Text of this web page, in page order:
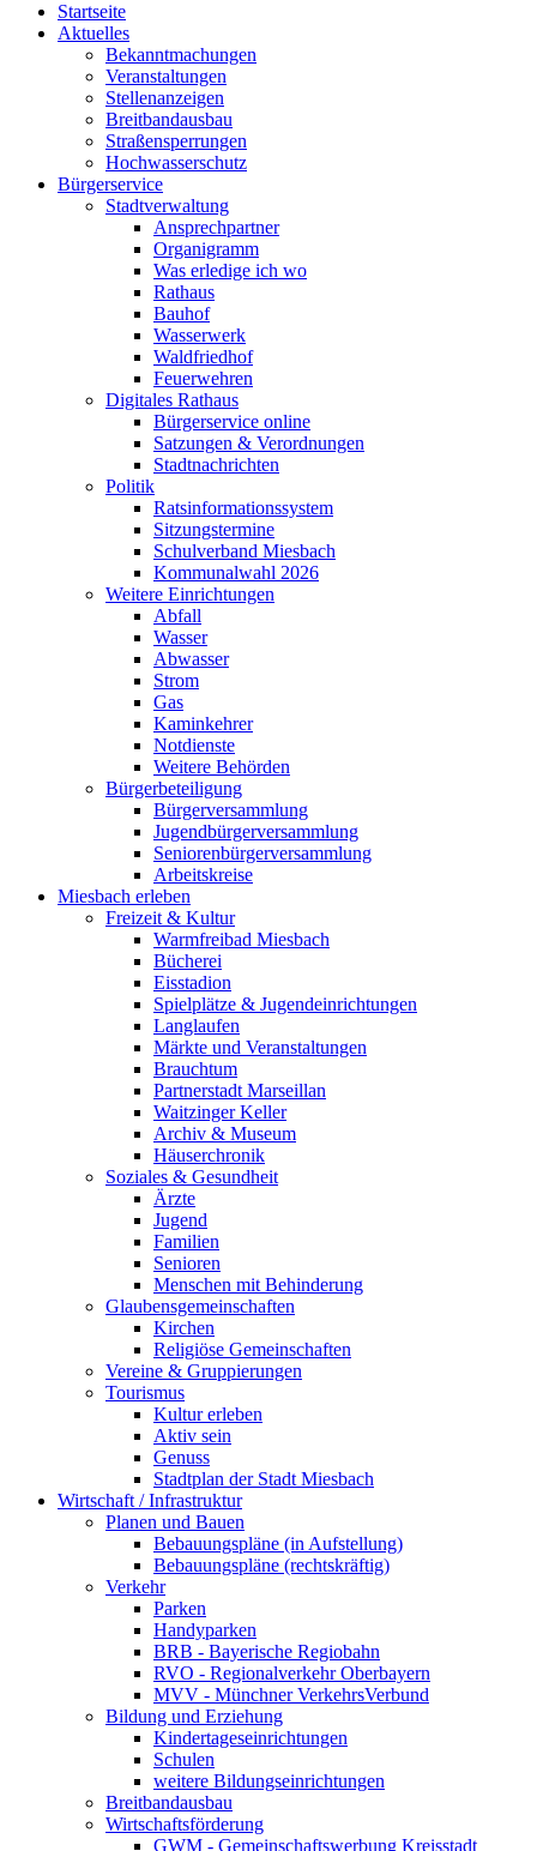
Startseite
Aktuelles
Bekanntmachungen
Veranstaltungen
Stellenanzeigen
Breitbandausbau
Straßensperrungen
Hochwasserschutz
Bürgerservice
Stadtverwaltung
Ansprechpartner
Organigramm
Was erledige ich wo
Rathaus
Bauhof
Wasserwerk
Waldfriedhof
Feuerwehren
Digitales Rathaus
Bürgerservice online
Satzungen & Verordnungen
Stadtnachrichten
Politik
Ratsinformationssystem
Sitzungstermine
Schulverband Miesbach
Kommunalwahl 2026
Weitere Einrichtungen
Abfall
Wasser
Abwasser
Strom
Gas
Kaminkehrer
Notdienste
Weitere Behörden
Bürgerbeteiligung
Bürgerversammlung
Jugendbürgerversammlung
Seniorenbürgerversammlung
Arbeitskreise
Miesbach erleben
Freizeit & Kultur
Warmfreibad Miesbach
Bücherei
Eisstadion
Spielplätze & Jugendeinrichtungen
Langlaufen
Märkte und Veranstaltungen
Brauchtum
Partnerstadt Marseillan
Waitzinger Keller
Archiv & Museum
Häuserchronik
Soziales & Gesundheit
Ärzte
Jugend
Familien
Senioren
Menschen mit Behinderung
Glaubensgemeinschaften
Kirchen
Religiöse Gemeinschaften
Vereine & Gruppierungen
Tourismus
Kultur erleben
Aktiv sein
Genuss
Stadtplan der Stadt Miesbach
Wirtschaft / Infrastruktur
Planen und Bauen
Bebauungspläne (in Aufstellung)
Bebauungspläne (rechtskräftig)
Verkehr
Parken
Handyparken
BRB - Bayerische Regiobahn
RVO - Regionalverkehr Oberbayern
MVV - Münchner VerkehrsVerbund
Bildung und Erziehung
Kindertageseinrichtungen
Schulen
weitere Bildungseinrichtungen
Breitbandausbau
Wirtschaftsförderung
GWM - Gemeinschaftswerbung Kreisstadt